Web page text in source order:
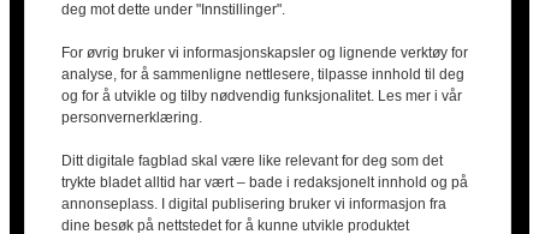
Finansiert av Nordisk Ministerråd. Nordisk Ministerråd
er ikke ansvarlig for innholdet i artiklene.
deg mot dette under "Innstillinger".
For øvrig bruker vi informasjonskapsler og lignende verktøy for
analyse, for å sammenligne nettlesere, tilpasse innhold til deg
og for å utvikle og tilby nødvendig funksjonalitet. Les mer i vår
personvernerklæring.
Ditt digitale fagblad skal være like relevant for deg som det
trykte bladet alltid har vært – bade i redaksjonelt innhold og på
annonseplass. I digital publisering bruker vi informasjon fra
dine besøk på nettstedet for å kunne utvikle produktet